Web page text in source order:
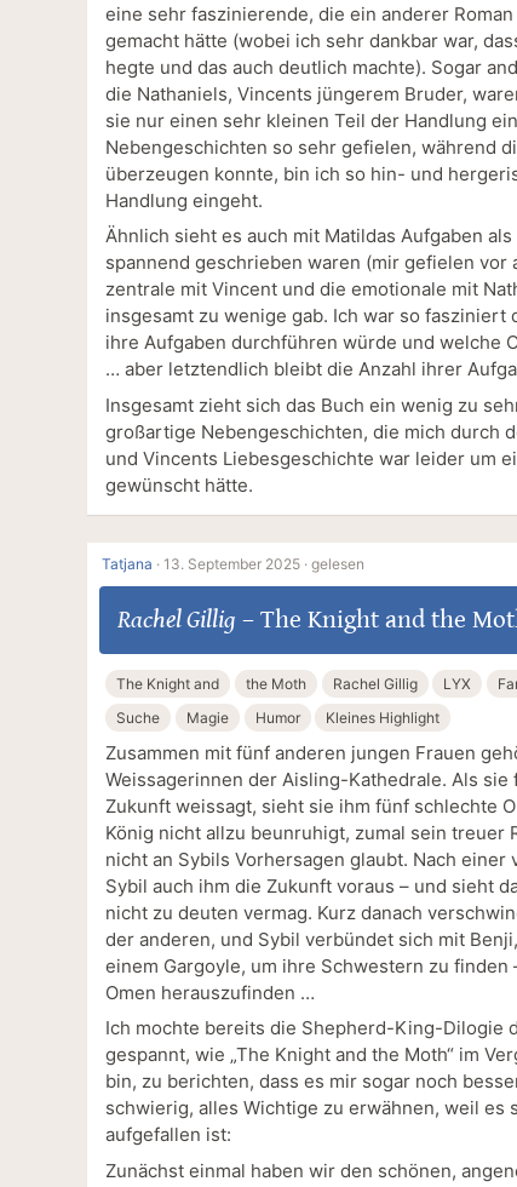
eine sehr faszinierende, die ein anderer
gemacht hätte (wobei ich sehr dankbar war,
hegte und das auch deutlich machte). Sogar
die Nathaniels, Vincents jüngerem Bruder,
sie nur einen sehr kleinen Teil der Handlung
Nebengeschichten so sehr gefielen, während
überzeugen konnte, bin ich so hin- und
Handlung eingeht.
Ähnlich sieht es auch mit Matildas Aufgaben
spannend geschrieben waren (mir gefielen vor
zentrale mit Vincent und die emotionale mit
insgesamt zu wenige gab. Ich war so fasziniert
ihre Aufgaben durchführen würde und welche
… aber letztendlich bleibt die Anzahl ihrer
Insgesamt zieht sich das Buch ein wenig zu
großartige Nebengeschichten, die mich durch
und Vincents Liebesgeschichte war leider um
gewünscht hätte.
Tatjana · 13. September 2025 · gelesen
Rachel Gillig – The Knight and the
The Knight and the Moth Rachel Gillig LYX
Suche
Magie Humor Kleines Highlight
Zusammen mit fünf anderen jungen Frauen
Weissagerinnen der Aisling-Kathedrale. Als
Zukunft weissagt, sieht sie ihm fünf schlechte
König nicht allzu beunruhigt, zumal sein treuer
nicht an Sybils Vorhersagen glaubt. Nach
Sybil auch ihm die Zukunft voraus – und sieht
nicht zu deuten vermag. Kurz danach
der anderen, und Sybil verbündet sich mit
einem Gargoyle, um ihre Schwestern zu finden
Omen herauszufinden …
Ich mochte bereits die Shepherd-King-Dilogie
gespannt, wie „The Knight and the Moth“ im
bin, zu berichten, dass es mir sogar noch
schwierig, alles Wichtige zu erwähnen, weil es
aufgefallen ist:
Zunächst einmal haben wir den schönen,